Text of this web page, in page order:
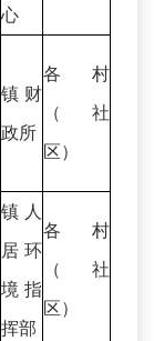
心
镇财
政所
各村
（社
区）
镇人
居环
境指
挥部
各村
（社
区）